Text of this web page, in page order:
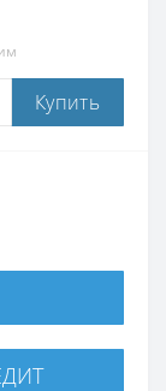
Купить